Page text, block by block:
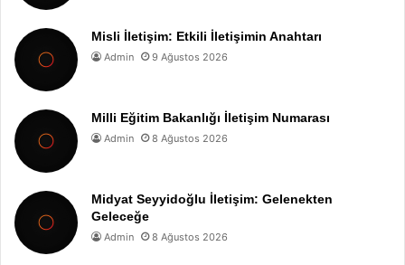
Misli İletişim: Etkili İletişimin Anahtarı
Admin 9 Ağustos 2026
Milli Eğitim Bakanlığı İletişim Numarası
Admin 8 Ağustos 2026
Midyat Seyyidoğlu İletişim: Gelenekten
Geleceğe
Admin 8 Ağustos 2026